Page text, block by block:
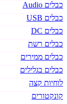
כבלים Audio
כבלים USB
כבלים DC
כבלים רשת
כבלים ממירים
כבלים בגלילים
לוחיות קצה
קונקטורים